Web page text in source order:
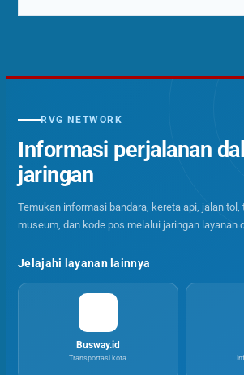
RVG NETWORK
Informasi perjalanan
jaringan
Temukan informasi bandara, kereta api, jalan tol,
museum, dan kode pos melalui jaringan layanan
Jelajahi layanan lainnya
Busway.id
Transportasi kota